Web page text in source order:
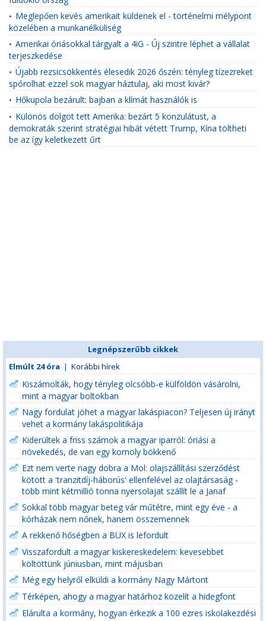
• Meglepően kevés amerikait küldenek el - történelmi mélypont
közelében a munkanélküliség
• Amerikai óriásokkal tárgyalt a 4iG - Új szintre léphet a vállalat
terjeszkedése
• Újabb rezsicsökkentés élesedik 2026 őszén: tényleg tízezreket
spórolhat ezzel sok magyar háztulaj, aki most kivár?
• Hőkupola bezárult: bajban a klímát használók is
• Különös dolgot tett Amerika: bezárt 5 konzulátust, a
demokraták szerint stratégiai hibát vétett Trump, Kína töltheti
be az így keletkezett űrt
Legnépszerűbb cikkek
Elmúlt 24 óra | Korábbi hírek
Kiszámolták, hogy tényleg olcsóbb-e külföldön vásárolni,
mint a magyar boltokban
Nagy fordulat jöhet a magyar lakáspiacon? Teljesen új irányt
vehet a kormány lakáspolitikája
Kiderültek a friss számok a magyar iparról: óriási a
növekedés, de van egy komoly bökkenő
Ezt nem verte nagy dobra a Mol: olajszállítási szerződést
kötött a 'tranzitdíj-háborús' ellenfelével az olajtársaság -
több mint kétmillió tonna nyersolajat szállít le a Janaf
Sokkal több magyar beteg vár műtétre, mint egy éve - a
kórházak nem nőnek, hanem összemennek
A rekkenő hőségben a BUX is lefordult
Visszafordult a magyar kiskereskedelem: kevesebbet
költöttünk júniusban, mint májusban
Még egy helyről elküldi a kormány Nagy Mártont
Térképen, ahogy a magyar határhoz közelít a hidegfont
Elárulta a kormány, hogyan érkezik a 100 ezres iskolakezdési